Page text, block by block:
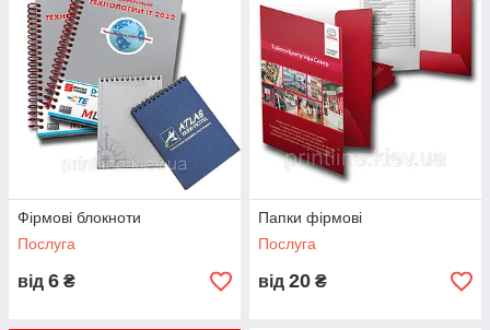
материалы и отличаться от цен указанных на страницах
сайта. /
Фірмові блокноти
Послуга
від 6 ₴
Папки фірмові
Послуга
від 20 ₴